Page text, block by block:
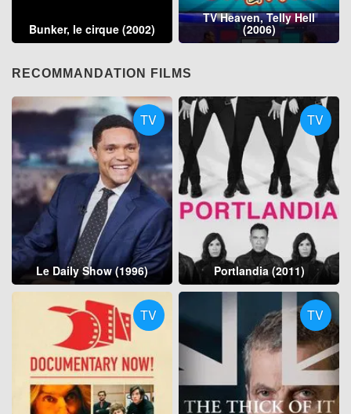
Bunker, le cirque (2002)
TV Heaven, Telly Hell
(2006)
RECOMMANDATION FILMS
TV
Le Daily Show (1996)
TV
Portlandia (2011)
TV TV